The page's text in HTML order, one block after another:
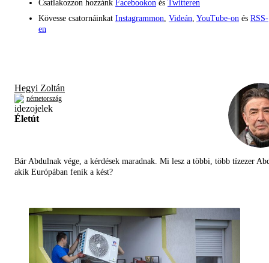
Csatlakozzon hozzánk Facebookon és Twitteren
Kövesse csatornáinkat Instagrammon Videán YouTube-on és RSS-
en
Hegyi Zoltán
németország
Életút
Bár Abdulnak vége, a kérdések maradnak. Mi lesz a többi, több tízezer
akik Európában fenik a kést?